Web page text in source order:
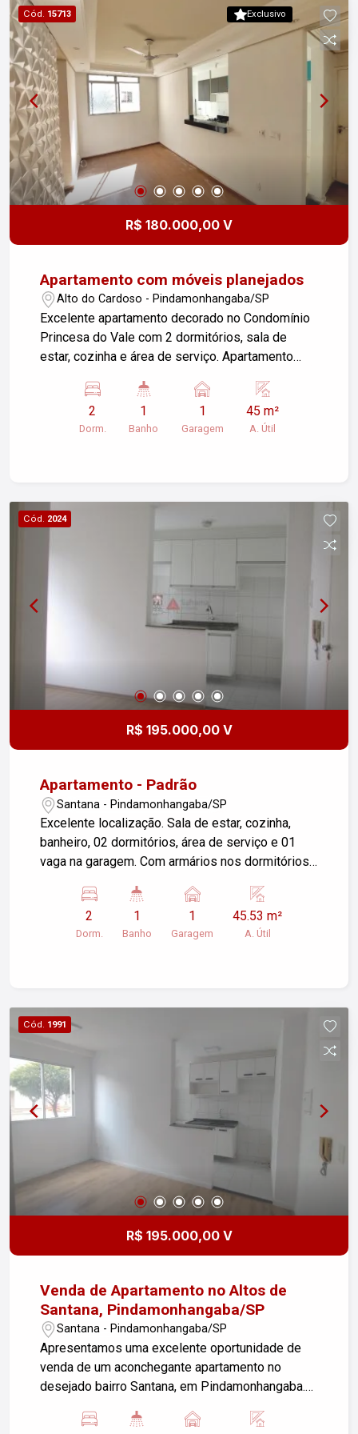
Exclusivo
Cód. 15713
R$ 180.000,00 V
Apartamento com móveis planejados
Alto do Cardoso - Pindamonhangaba/SP
Excelente apartamento decorado no Condomínio
Princesa do Vale com 2 dormitórios, sala de
estar, cozinha e área de serviço. Apartamento
investimento!
2
Dorm.
1
Banho
1
Garagem
45 m²
A. Útil
Cód. 2024
R$ 195.000,00 V
Apartamento - Padrão
Santana - Pindamonhangaba/SP
Excelente localização. Sala de estar, cozinha,
banheiro, 02 dormitórios, área de serviço e 01
vaga na garagem. Com armários nos dormitórios,
festas e espaço gourmet com churrasqueira.
2
Dorm.
1
Banho
1
Garagem
45.53 m²
A. Útil
Cód. 1991
R$ 195.000,00 V
Venda de Apartamento no Altos de
Santana, Pindamonhangaba/SP
Santana - Pindamonhangaba/SP
Apresentamos uma excelente oportunidade de
venda de um aconchegante apartamento no
desejado bairro Santana, em Pindamonhangaba.
praticidade e uma excelente localização.